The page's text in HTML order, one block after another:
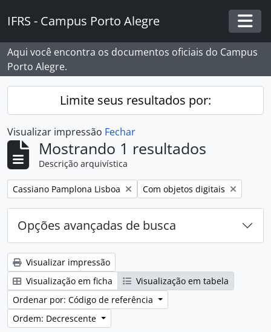
IFRS - Campus Porto Alegre
Aqui você encontra os documentos oficiais do Campus
Porto Alegre.
Limite seus resultados por:
Visualizar impressão Fechar
Mostrando 1 resultados
Descrição arquivística
Remover filtro:
Cassiano Pamplona Lisboa Remover filtro:
Com objetos digitais
Opções avançadas de busca
Visualizar impressão
Visualização em ficha
Visualização em tabela
Ordenar por: Código de referência
Ordem: Decrescente